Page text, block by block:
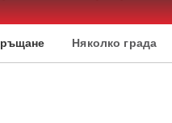
Няколко града